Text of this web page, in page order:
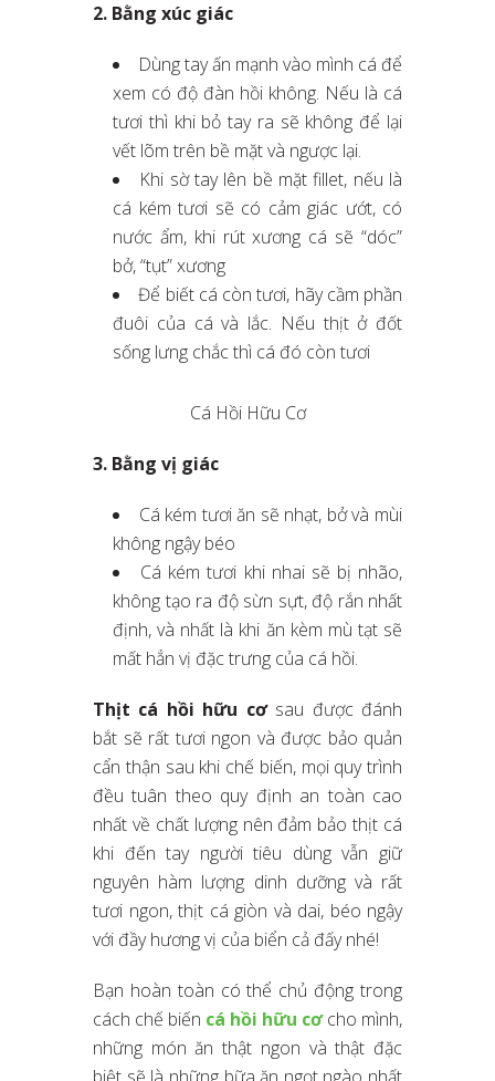
2. Bằng xúc giác
Dùng tay ấn mạnh vào mình cá để
xem có độ đàn hồi không. Nếu là cá
tươi thì khi bỏ tay ra sẽ không để lại
vết lõm trên bề mặt và ngược lại.
Khi sờ tay lên bề mặt fillet, nếu là
cá kém tươi sẽ có cảm giác ướt, có
nước ẩm, khi rút xương cá sẽ “dóc”
bở, “tụt” xương
Để biết cá còn tươi, hãy cầm phần
đuôi của cá và lắc. Nếu thịt ở đốt
sống lưng chắc thì cá đó còn tươi
Cá Hồi Hữu Cơ
3. Bằng vị giác
Cá kém tươi ăn sẽ nhạt, bở và mùi
không ngậy béo
Cá kém tươi khi nhai sẽ bị nhão,
không tạo ra độ sừn sựt, độ rắn nhất
định, và nhất là khi ăn kèm mù tạt sẽ
mất hẳn vị đặc trưng của cá hồi.
Thịt cá hồi hữu cơsau được đánh
bắt sẽ rất tươi ngon và được bảo quản
cẩn thận sau khi chế biến, mọi quy trình
đều tuân theo quy định an toàn cao
nhất về chất lượng nên đảm bảo thịt cá
khi đến tay người tiêu dùng vẫn giữ
nguyên hàm lượng dinh dưỡng và rất
tươi ngon, thịt cá giòn và dai, béo ngậy
với đầy hương vị của biển cả đấy nhé!
Bạn hoàn toàn có thể chủ động trong
cách chế biến cá hồi hữu cơcho mình,
những món ăn thật ngon và thật đặc